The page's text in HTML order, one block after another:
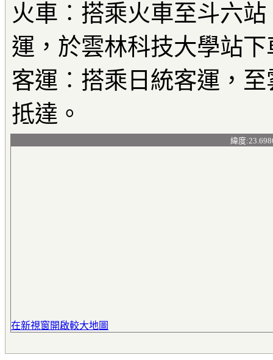
火車︰搭乘火車至斗六
運，於雲林科技大學站
客運︰搭乘日統客運，
抵達。
緯度
在新視窗開啟較大地圖